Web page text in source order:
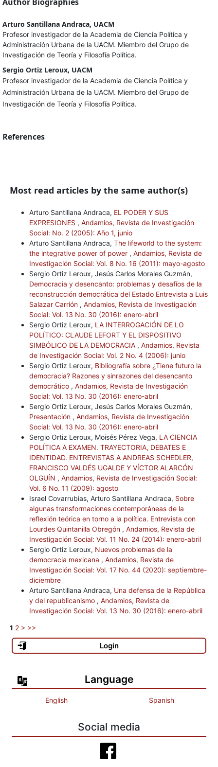
Arturo Santillana Andraca, UACM
Profesor investigador de la Academia de Ciencia Política y
Administración Urbana de la UACM. Miembro del Grupo de
Investigación de Teoría y Filosofía Política.
Sergio Ortiz Leroux, UACM
Profesor investigador de la Academia de Ciencia Política y
Administración Urbana de la UACM. Miembro del Grupo de
Investigación de Teoría y Filosofía Política.
References
Most read articles by the same author(s)
Arturo Santillana Andraca, EL PODER Y SUS
EXPRESIONES , Andamios, Revista de Investigación
Social: No. 2 (2005): Año 1, junio
Arturo Santillana Andraca, The lifeworld to the system:
the integrative power of power , Andamios, Revista de
Investigación Social: Vol. 8 No. 16 (2011): mayo-agosto
Sergio Ortiz Leroux, Jesús Carlos Morales Guzmán,
Democracia y desencanto: problemas y desafíos de la
reconstrucción democrática del Estado Entrevista a Luis
Salazar Carrión , Andamios, Revista de Investigación
Social: Vol. 13 No. 30 (2016): enero-abril
Sergio Ortiz Leroux, LA INTERROGACIÓN DE LO
POLÍTICO: CLAUDE LEFORT Y EL DISPOSITIVO
SIMBÓLICO DE LA DEMOCRACIA , Andamios, Revista
de Investigación Social: Vol. 2 No. 4 (2006): junio
Sergio Ortiz Leroux, Bibliografía sobre ¿Tiene futuro la
democracia? Razones y sinrazones del desencanto
democrático , Andamios, Revista de Investigación
Social: Vol. 13 No. 30 (2016): enero-abril
Sergio Ortiz Leroux, Jesús Carlos Morales Guzmán,
Presentación , Andamios, Revista de Investigación
Social: Vol. 13 No. 30 (2016): enero-abril
Sergio Ortiz Leroux, Moisés Pérez Vega, LA CIENCIA
POLÍTICA A EXAMEN. TRAYECTORIA, DEBATES E
IDENTIDAD. ENTREVISTAS A ANDREAS SCHEDLER,
FRANCISCO VALDÉS UGALDE Y VÍCTOR ALARCÓN
OLGUÍN , Andamios, Revista de Investigación Social:
Vol. 6 No. 11 (2009): agosto
Israel Covarrubias, Arturo Santillana Andraca, Sobre
algunas transformaciones contemporáneas de la
reflexión teórica en torno a la política. Entrevista con
Lourdes Quintanilla Obregón , Andamios, Revista de
Investigación Social: Vol. 11 No. 24 (2014): enero-abril
Sergio Ortiz Leroux, Nuevos problemas de la
democracia mexicana , Andamios, Revista de
Investigación Social: Vol. 17 No. 44 (2020): septiembre-
diciembre
Arturo Santillana Andraca, Una defensa de la República
y del republicanismo , Andamios, Revista de
Investigación Social: Vol. 13 No. 30 (2016): enero-abril
1 2 > >>
Login
Language
English Spanish
Social media